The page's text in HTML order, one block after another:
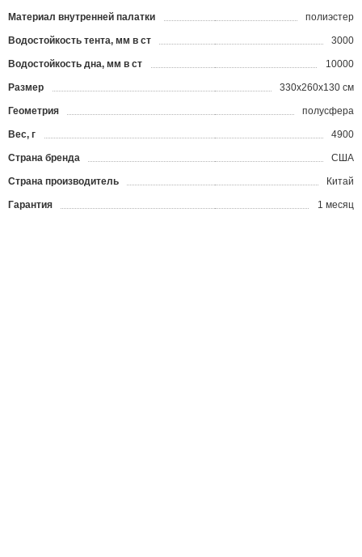
Материал внутренней палатки полиэстер
Водостойкость тента, мм в ст 3000
Водостойкость дна, мм в ст 10000
Размер 330x260x130 см
Геометрия полусфера
Вес, г 4900
Страна бренда США
Страна производитель Китай
Гарантия 1 месяц